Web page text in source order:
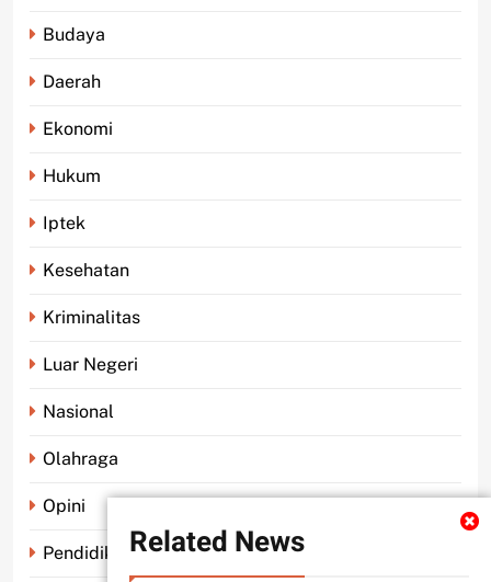
Related News
Budaya
Daerah
Ekonomi
Hukum
Iptek
Kesehatan
Kriminalitas
Luar Negeri
Nasional
Olahraga
Opini
Pendidikan